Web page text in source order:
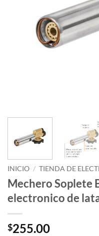
INICIO / TIENDA DE
Mechero Soplete
electronico de
$255.00